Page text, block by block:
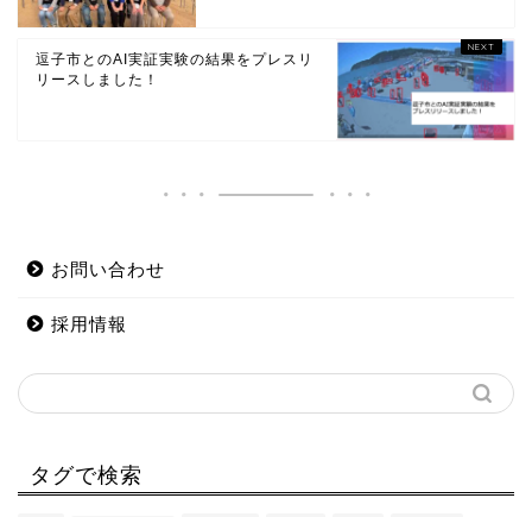
逗子市とのAI実証実験の結果をプレスリ
リースしました！
お問い合わせ
採用情報
タグで検索